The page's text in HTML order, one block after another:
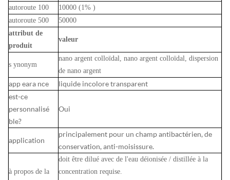
autoroute 100
10000 (1% )
autoroute 500
50000
attribut de
produit
valeur
s ynonym
nano argent colloïdal, nano argent colloïdal, dispersion
de nano argent
appeara nce
liquide incolore transparent
est-ce
personnalisé
ble?
Oui
application
principalement pour un champ antibactérien, de
conservation, anti-moisissure.
à propos de la
doit être dilué avec de l'eau déionisée / distillée à la
concentration requise.